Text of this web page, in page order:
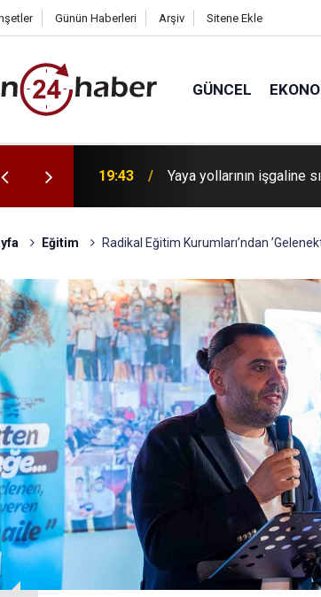
Günün Haberleri Arşiv Sitene Ekle
GÜNCEL
19:42 Makine dairesine düşen
Eğitim Radikal Eğitim Kurumları’ndan